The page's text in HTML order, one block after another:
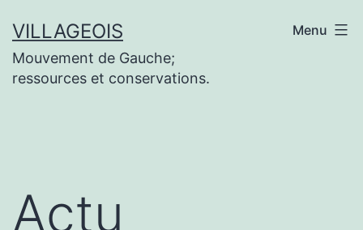
au
contenu
VILLAGEOIS
Mouvement de Gauche;
ressources et conservations.
Menu
Actu